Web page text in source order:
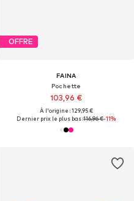
OFFRE
FAINA
Pochette
103,96 €
À l'origine : 129,95 €
Dernier prix le plus bas :116,96 €-11%